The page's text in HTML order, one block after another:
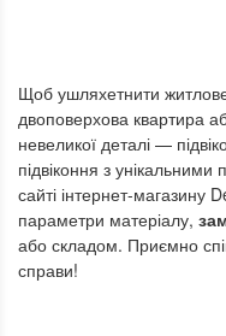
Щоб ушляхетнити
двоповерхова квартира
невеликої деталі —
підвіконня з
сайті інтернет-магазину
параметри матеріалу,
або складом. Приємно
справи!